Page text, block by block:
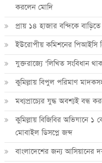
করলেন মোদি
প্রায় ১৪ হাজার বন্দিকে
ইউরোপীয় কমিশনের পিআইসি
যুক্তরাজ্যে ‘লিখিত সংবিধান
কুমিল্লায় বিপুল পরিমাণ মাদকসহ
মধ্যপ্রাচ্যের যুদ্ধ অবশ্যই বন্ধ
কুমিল্লায় বিজিবির অভিযানে
মোবাইল ডিসপ্লে জব্দ
বাংলাদেশের জন্য আসিয়ানের